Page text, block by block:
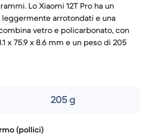
Lo Xiaomi 12T Pro ha un
arrotondati e una
vetro e policarbonato, con
x 75.9 x 8.6 mm e un peso di 205
205 g
(pollici)